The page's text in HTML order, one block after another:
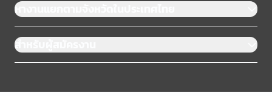
หางานแยกตามจังหวัดในประเทศไทย
สำหรับผู้สมัครงาน